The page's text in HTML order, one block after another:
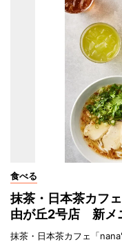
食べる
抹茶・日本茶カフ
由が丘2号店 新メ
抹茶・日本茶カフェ「